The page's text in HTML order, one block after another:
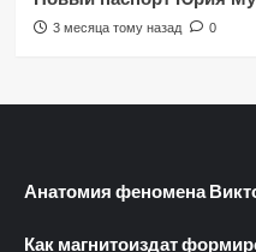
3 месяца тому назад 0
Анатомия феномена
Как магнитоиздат